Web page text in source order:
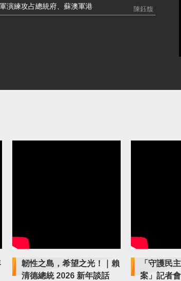
助參選立委 民眾黨前黨工馬治
8月定讞
中配周滿
演練攻占總統府、蘇澳軍港 陳鈺馥
韌性之島，希望之光！｜賴
清德總統 2026 新年談話
「守護民
案」記者會